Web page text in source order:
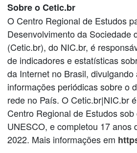
Sobre o Cetic.br
O Centro Regional de Estudos
Desenvolvimento da Sociedade
(Cetic.br), do NIC.br, é
de indicadores e estatísticas
da Internet no Brasil, divulgando
informações periódicas sobre o
rede no País. O Cetic.br|NIC.br
Centro Regional de Estudos
UNESCO, e completou 17 anos
2022. Mais informações em